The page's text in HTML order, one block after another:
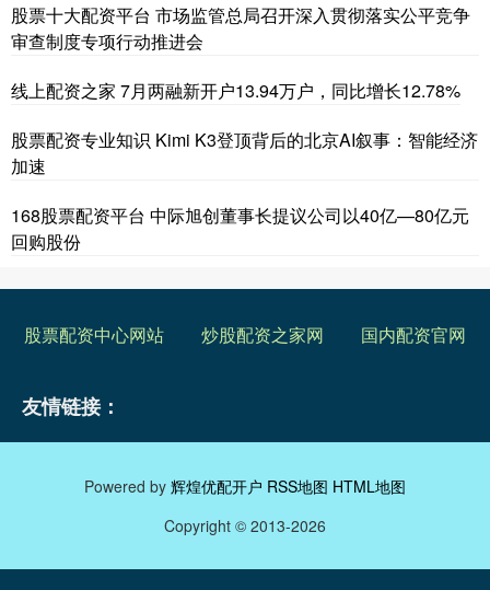
股票十大配资平台 市场监管总局召开深入贯彻落实公平竞争
审查制度专项行动推进会
线上配资之家 7月两融新开户13.94万户，同比增长12.78%
股票配资专业知识 Kimi K3登顶背后的北京AI叙事：智能经济
加速
168股票配资平台 中际旭创董事长提议公司以40亿—80亿元
回购股份
股票配资中心网站 炒股配资之家网 国内配资官网
友情链接：
Powered by 辉煌优配开户 RSS地图 HTML地图
Copyright © 2013-2026